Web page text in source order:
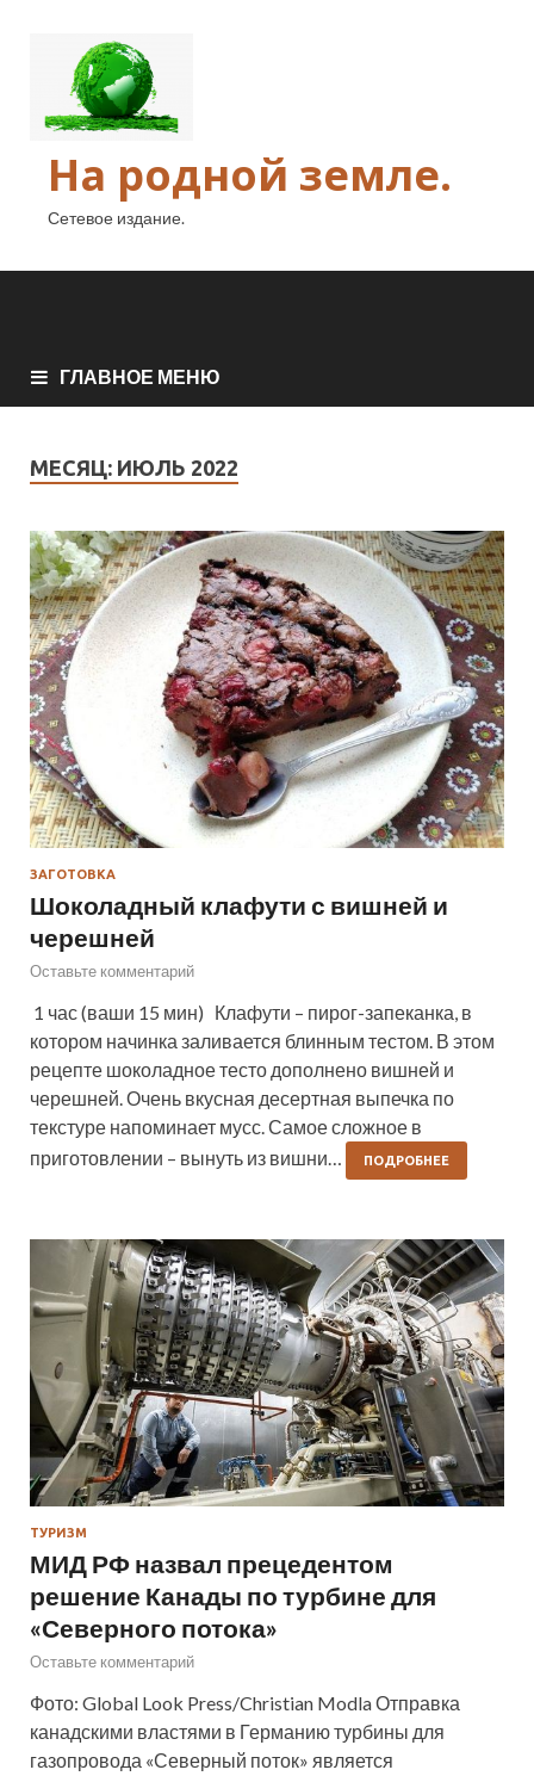
На родной земле.
Сетевое издание.
ГЛАВНОЕ МЕНЮ
МЕСЯЦ: ИЮЛЬ 2022
ЗАГОТОВКА
Шоколадный клафути с вишней и
черешней
Оставьте комментарий
1 час (ваши 15 мин) Клафути – пирог-запеканка, в
котором начинка заливается блинным тестом. В этом
рецепте шоколадное тесто дополнено вишней и
черешней. Очень вкусная десертная выпечка по
текстуре напоминает мусс. Самое сложное в
приготовлении – вынуть из вишни…
ПОДРОБНЕЕ
ТУРИЗМ
МИД РФ назвал прецедентом
решение Канады по турбине для
«Северного потока»
Оставьте комментарий
Фото: Global Look Press/Christian Modla Отправка
канадскими властями в Германию турбины для
газопровода «Северный поток» является